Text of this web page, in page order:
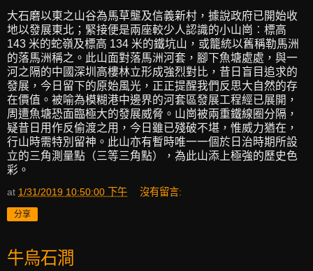
大石磨以東之山谷為馬草壟及信義新村，據說政府已開始收
地以發展東北；緊接便是兩座較少人認識的小山崗︰標高
143 米的蛇嶺及標高 134 米的鐵坑山，或籠統以舊稱勒馬洲
的落馬洲稱之。此山面對落馬洲河套，腳下魚塘處處，與一
河之隔的中國深圳高樓林立形成強烈對比，昔日盲目追求的
發展，今日留下的原始風光，正正提醒我們反思大自然的存
在價值。被喻為模糊港中邊界的河套區發展工程經已展開，
周遭魚塘恐面臨極大的發展威脅。山崗被兩重鐵線圈分隔，
疑昔日用作反偷渡之用，今日雖已殘破不堪，惟威力猶在，
行山時需特別留神。此山亦有暫時唯一一個於日治時期所設
立的三角測量點（三等三角點），為此山添上極強的歷史色
彩。
at 1/31/2019 10:50:00 下午 沒有留言:
分享
牛烏石澗